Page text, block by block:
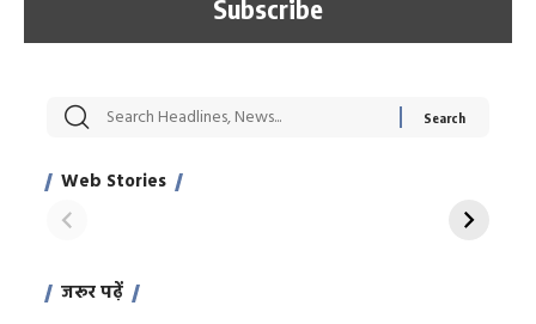
Web Stories
सट्टेबाजी में अरेस्ट हुए
साहिल खान
रोज एक कच्चे लहसुन
जरूर पढ़ें